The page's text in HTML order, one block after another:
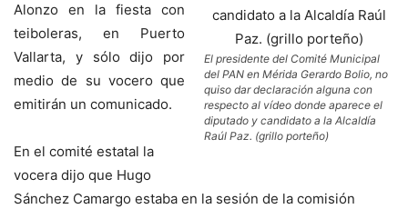
El presidente del Comité Municipal
del PAN en Mérida Gerardo Bolio, no
quiso dar declaración alguna con
respecto al vídeo donde aparece el
diputado y candidato a la Alcaldía
Raúl Paz. (grillo porteño)
Alonzo en la fiesta con
teiboleras, en Puerto
Vallarta, y sólo dijo por
medio de su vocero que
emitirán un comunicado.
En el comité estatal la
vocera dijo que Hugo
Sánchez Camargo estaba en la sesión de la comisión